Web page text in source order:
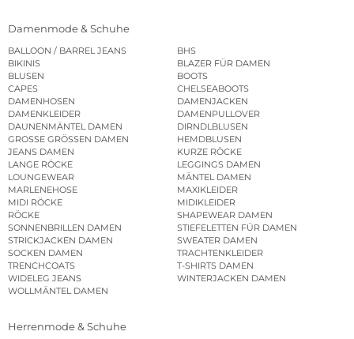
Damenmode & Schuhe
BALLOON / BARREL JEANS
BHS
BIKINIS
BLAZER FÜR DAMEN
BLUSEN
BOOTS
CAPES
CHELSEABOOTS
DAMENHOSEN
DAMENJACKEN
DAMENKLEIDER
DAMENPULLOVER
DAUNENMÄNTEL DAMEN
DIRNDLBLUSEN
GROSSE GRÖSSEN DAMEN
HEMDBLUSEN
JEANS DAMEN
KURZE RÖCKE
LANGE RÖCKE
LEGGINGS DAMEN
LOUNGEWEAR
MÄNTEL DAMEN
MARLENEHOSE
MAXIKLEIDER
MIDI RÖCKE
MIDIKLEIDER
RÖCKE
SHAPEWEAR DAMEN
SONNENBRILLEN DAMEN
STIEFELETTEN FÜR DAMEN
STRICKJACKEN DAMEN
SWEATER DAMEN
SOCKEN DAMEN
TRACHTENKLEIDER
TRENCHCOATS
T-SHIRTS DAMEN
WIDELEG JEANS
WINTERJACKEN DAMEN
WOLLMÄNTEL DAMEN
Herrenmode & Schuhe